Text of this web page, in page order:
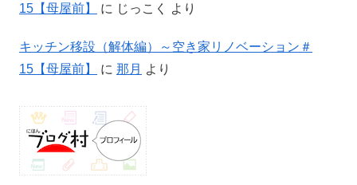
15【母屋前】
に じっこく より
キッチン移設（解体編）～空き家リノベーション＃
15【母屋前】
に 那月 より